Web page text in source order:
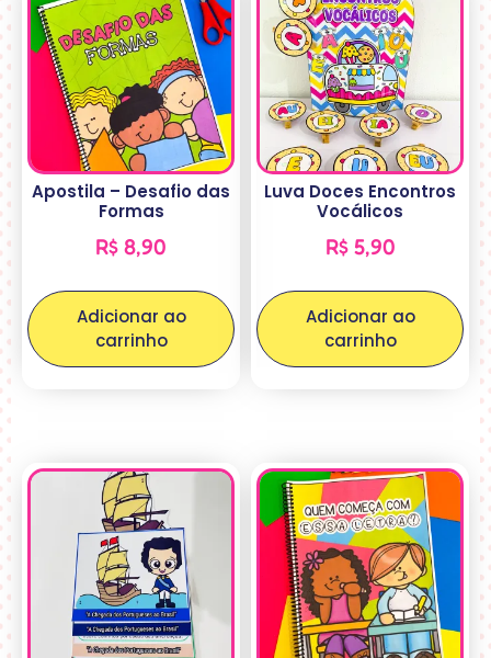
Apostila – Desafio das
Formas
R$ 8,90
Adicionar ao
carrinho
Luva Doces Encontros
Vocálicos
R$5,90
Adicionar ao
carrinho